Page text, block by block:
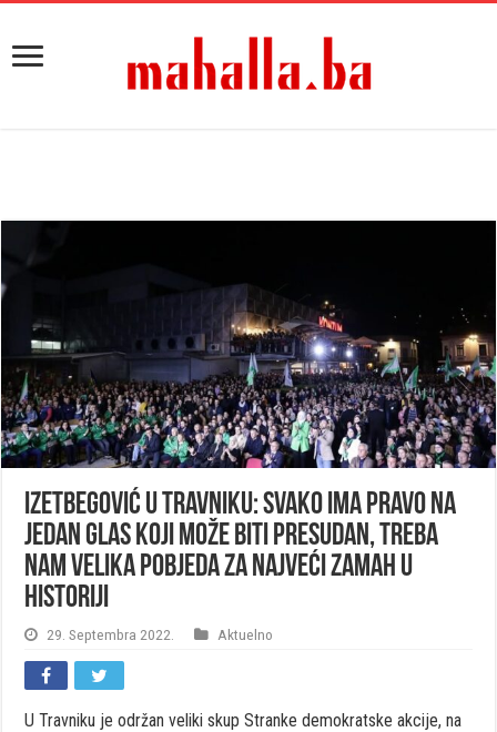
IZETBEGOVIĆ U TRAVNIKU: SVAKO IMA PRAVO NA
JEDAN GLAS KOJI MOŽE BITI PRESUDAN, TREBA
NAM VELIKA POBJEDA ZA NAJVEĆI ZAMAH U
HISTORIJI
29. Septembra 2022. Aktuelno
U Travniku je održan veliki skup Stranke demokratske akcije, na